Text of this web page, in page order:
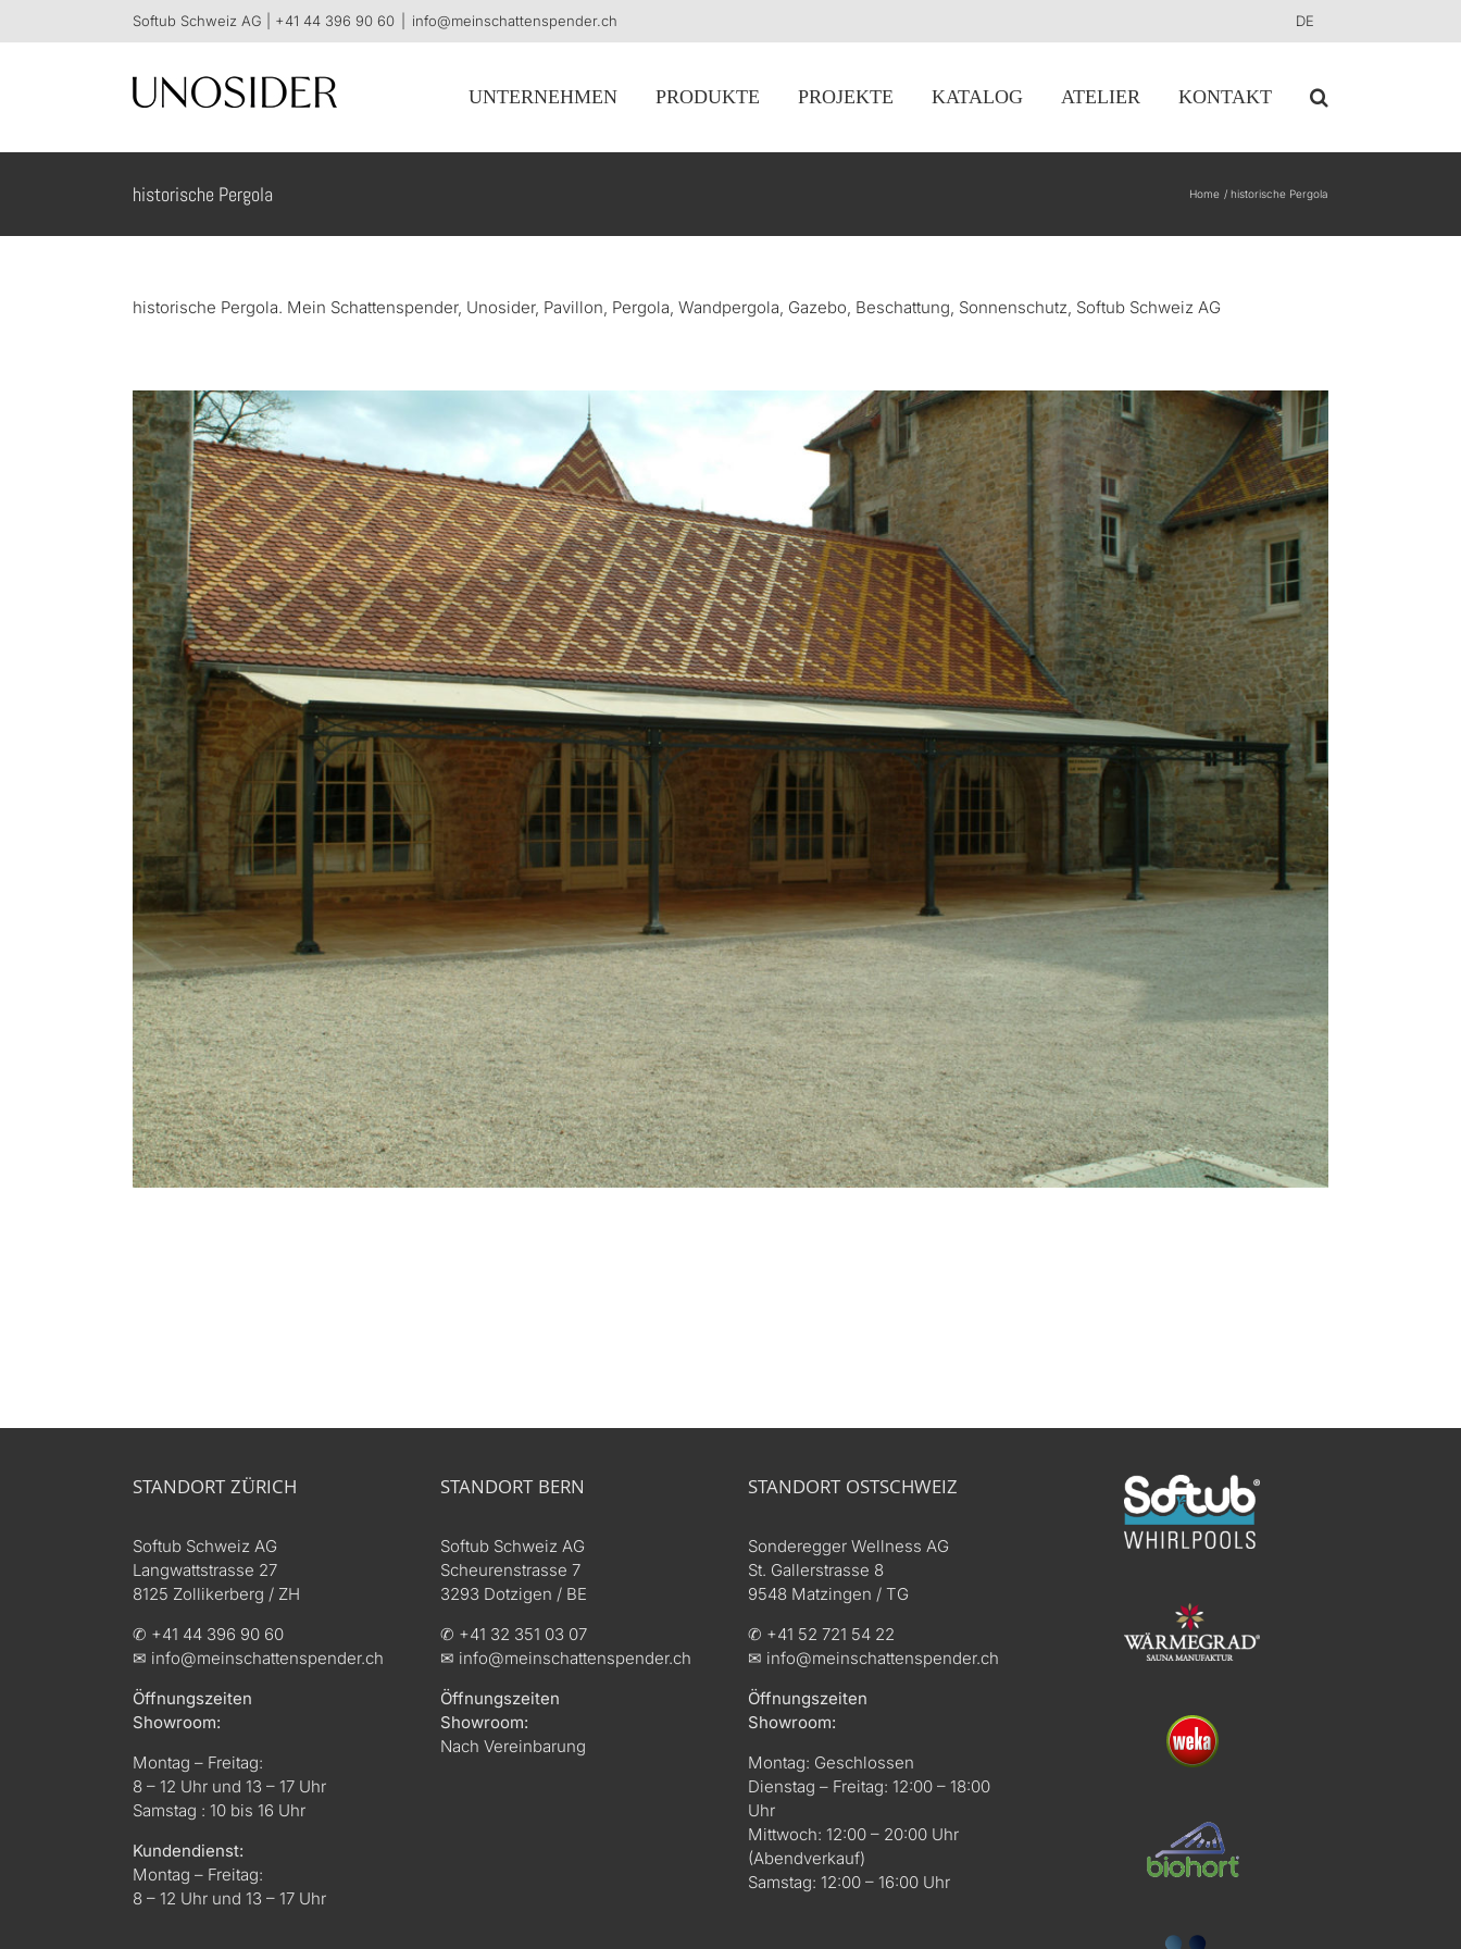
Softub Schweiz AG | +41 44 396 90 60 info@meinschattenspender.ch DE
UNTERNEHMEN PRODUKTE PROJEKTE KATALOG ATELIER KONTAKT
historische Pergola Home historische Pergola
historische Pergola. Mein Schattenspender, Unosider, Pavillon, Pergola, Wandpergola, Gazebo, Beschattung, Sonnenschutz, Softub Schweiz AG
STANDORT ZÜRICH
Softub Schweiz AG
Langwattstrasse 27
8125 Zollikerberg / ZH
✆ +41 44 396 90 60
✉ info@meinschattenspender.ch
Öffnungszeiten
Showroom:
Montag – Freitag:
8 – 12 Uhr und 13 – 17 Uhr
Samstag : 10 bis 16 Uhr
Kundendienst:
Montag – Freitag:
8 – 12 Uhr und 13 – 17 Uhr
STANDORT BERN
Softub Schweiz AG
Scheurenstrasse 7
3293 Dotzigen / BE
✆ +41 32 351 03 07
✉ info@meinschattenspender.ch
Öffnungszeiten
Showroom:
Nach Vereinbarung
STANDORT OSTSCHWEIZ
Sonderegger Wellness AG
St. Gallerstrasse 8
9548 Matzingen / TG
✆ +41 52 721 54 22
✉ info@meinschattenspender.ch
Öffnungszeiten
Showroom:
Montag: Geschlossen
Dienstag – Freitag: 12:00 – 18:00
Uhr
Mittwoch: 12:00 – 20:00 Uhr
(Abendverkauf)
Samstag: 12:00 – 16:00 Uhr